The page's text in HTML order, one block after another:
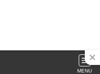
MENU